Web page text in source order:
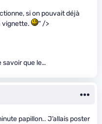
si on pouvait déjà
vignette.
" />
savoir que le…
papillon.. J’allais poster